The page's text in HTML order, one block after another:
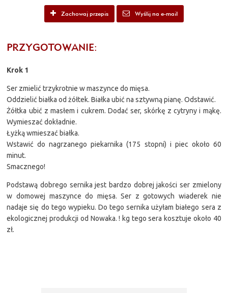
Zachowaj przepis Wyślij na e-mail
PRZYGOTOWANIE:
Krok 1
Ser zmielić trzykrotnie w maszynce do mięsa.
Oddzielić białka od żółtek. Białka ubić na sztywną pianę. Odstawić.
Żółtka ubić z masłem i cukrem. Dodać ser, skórkę z cytryny i mąkę.
Wymieszać dokładnie.
Łyżką wmieszać białka.
Wstawić do nagrzanego piekarnika (175 stopni) i piec około 60
minut.
Smacznego!
Podstawą dobrego sernika jest bardzo dobrej jakości ser zmielony
w domowej maszynce do mięsa. Ser z gotowych wiaderek nie
nadaje się do tego wypieku. Do tego sernika użyłam białego sera z
ekologicznej produkcji od Nowaka. ! kg tego sera kosztuje około 40
zł.